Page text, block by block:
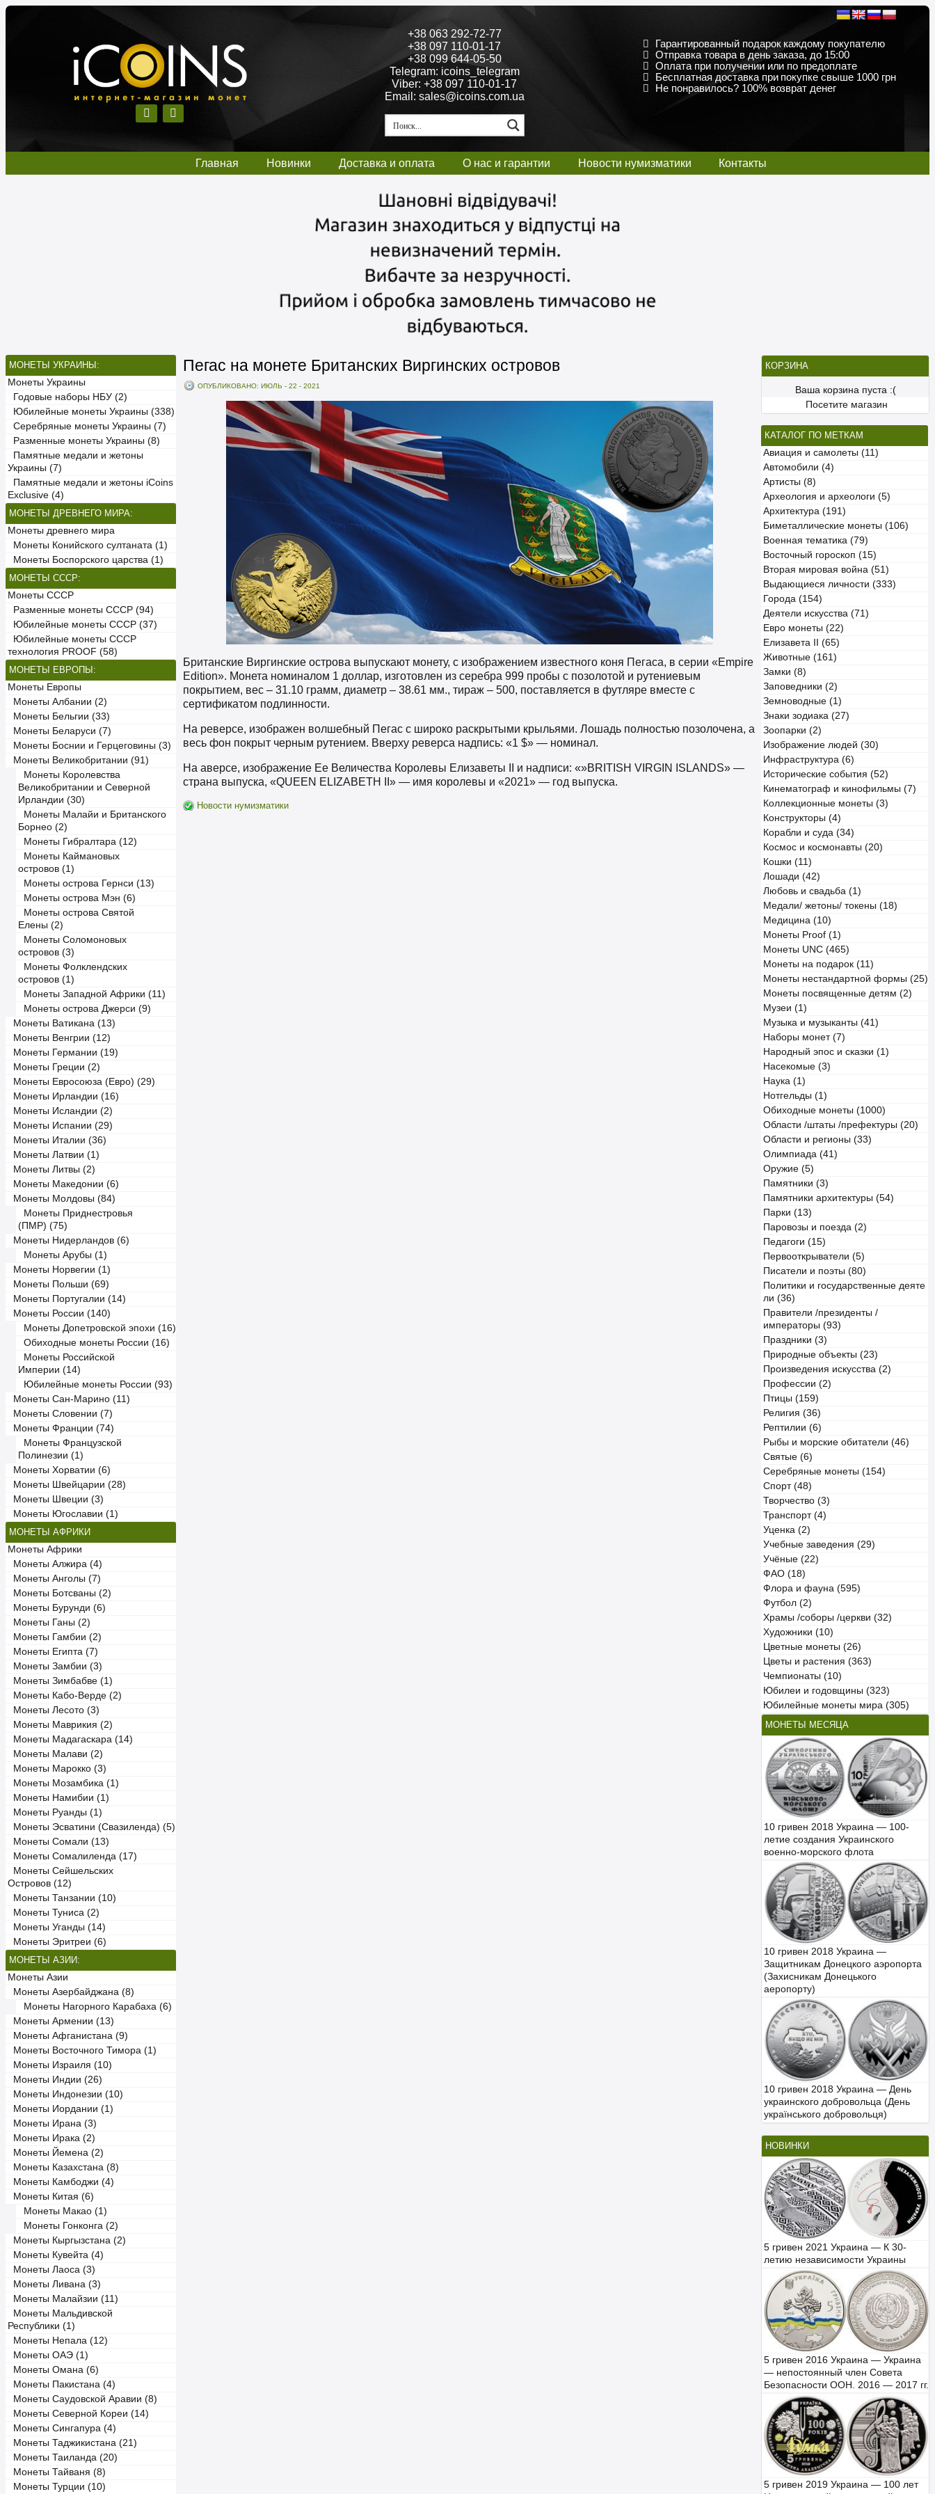
+38 063 292-72-77
+38 097 110-01-17
+38 099 644-05-50
Telegram: icoins_telegram
Viber: +38 097 110-01-17
Email: sales@icoins.com.ua
Гарантированный подарок каждому покупателю
Отправка товара в день заказа, до 15:00
Оплата при получении или по предоплате
Бесплатная доставка при покупке свыше 1000 грн
Не понравилось? 100% возврат денег
Главная Новинки Доставка и оплата О нас и гарантии Новости нумизматики Контакты
МОНЕТЫ УКРАИНЫ:
Монеты Украины
Годовые наборы НБУ (2)
Юбилейные монеты Украины (338)
Серебряные монеты Украины (7)
Разменные монеты Украины (8)
Памятные медали и жетоны
Украины (7)
Памятные медали и жетоны iCoins
Exclusive (4)
МОНЕТЫ ДРЕВНЕГО МИРА:
Монеты древнего мира
Монеты Конийского султаната (1)
Монеты Боспорского царства (1)
МОНЕТЫ СССР:
Монеты СССР
Разменные монеты СССР (94)
Юбилейные монеты СССР (37)
Юбилейные монеты СССР
технология PROOF (58)
МОНЕТЫ ЕВРОПЫ:
Монеты Европы
Монеты Албании (2)
Монеты Бельгии (33)
Монеты Беларуси (7)
Монеты Боснии и Герцеговины (3)
Монеты Великобритании (91)
Монеты Королевства
Великобритании и Северной
Ирландии (30)
Монеты Малайи и Британского
Борнео (2)
Монеты Гибралтара (12)
Монеты Каймановых
островов (1)
Монеты острова Гернси (13)
Монеты острова Мэн (6)
Монеты острова Святой
Елены (2)
Монеты Соломоновых
островов (3)
Монеты Фолклендских
островов (1)
Монеты Западной Африки (11)
Монеты острова Джерси (9)
Монеты Ватикана (13)
Монеты Венгрии (12)
Монеты Германии (19)
Монеты Греции (2)
Монеты Евросоюза (Евро) (29)
Монеты Ирландии (16)
Монеты Исландии (2)
Монеты Испании (29)
Монеты Италии (36)
Монеты Латвии (1)
Монеты Литвы (2)
Монеты Македонии (6)
Монеты Молдовы (84)
Монеты Приднестровья
(ПМР) (75)
Монеты Нидерландов (6)
Монеты Арубы (1)
Монеты Норвегии (1)
Монеты Польши (69)
Монеты Португалии (14)
Монеты России (140)
Монеты Допетровской эпохи (16)
Обиходные монеты России (16)
Монеты Российской
Империи (14)
Юбилейные монеты России (93)
Монеты Сан-Марино (11)
Монеты Словении (7)
Монеты Франции (74)
Монеты Французской
Полинезии (1)
Монеты Хорватии (6)
Монеты Швейцарии (28)
Монеты Швеции (3)
Монеты Югославии (1)
МОНЕТЫ АФРИКИ
Монеты Африки
Монеты Алжира (4)
Монеты Анголы (7)
Монеты Ботсваны (2)
Монеты Бурунди (6)
Монеты Ганы (2)
Монеты Гамбии (2)
Монеты Египта (7)
Монеты Замбии (3)
Монеты Зимбабве (1)
Монеты Кабо-Верде (2)
Монеты Лесото (3)
Монеты Маврикия (2)
Монеты Мадагаскара (14)
Монеты Малави (2)
Монеты Марокко (3)
Монеты Мозамбика (1)
Монеты Намибии (1)
Монеты Руанды (1)
Монеты Эсватини (Свазиленда) (5)
Монеты Сомали (13)
Монеты Сомалиленда (17)
Монеты Сейшельских
Островов (12)
Монеты Танзании (10)
Монеты Туниса (2)
Монеты Уганды (14)
Монеты Эритреи (6)
МОНЕТЫ АЗИИ:
Монеты Азии
Монеты Азербайджана (8)
Монеты Нагорного Карабаха (6)
Монеты Армении (13)
Монеты Афганистана (9)
Монеты Восточного Тимора (1)
Монеты Израиля (10)
Монеты Индии (26)
Монеты Индонезии (10)
Монеты Иордании (1)
Монеты Ирана (3)
Монеты Ирака (2)
Монеты Йемена (2)
Монеты Казахстана (8)
Монеты Камбоджи (4)
Монеты Китая (6)
Монеты Макао (1)
Монеты Гонконга (2)
Монеты Кыргызстана (2)
Монеты Кувейта (4)
Монеты Лаоса (3)
Монеты Ливана (3)
Монеты Малайзии (11)
Монеты Мальдивской
Республики (1)
Монеты Непала (12)
Монеты ОАЭ (1)
Монеты Омана (6)
Монеты Пакистана (4)
Монеты Саудовской Аравии (8)
Монеты Северной Кореи (14)
Монеты Сингапура (4)
Монеты Таджикистана (21)
Монеты Таиланда (20)
Монеты Тайваня (8)
Монеты Турции (10)
КОРЗИНА
Ваша корзина пуста :(
Посетите магазин
КАТАЛОГ ПО МЕТКАМ
Авиация и самолеты (11)
Автомобили (4)
Артисты (8)
Археология и археологи (5)
Архитектура (191)
Биметаллические монеты (106)
Военная тематика (79)
Восточный гороскоп (15)
Вторая мировая война (51)
Выдающиеся личности (333)
Города (154)
Деятели искусства (71)
Евро монеты (22)
Елизавета II (65)
Животные (161)
Замки (8)
Заповедники (2)
Земноводные (1)
Знаки зодиака (27)
Зоопарки (2)
Изображение людей (30)
Инфраструктура (6)
Исторические события (52)
Кинематограф и кинофильмы (7)
Коллекционные монеты (3)
Конструкторы (4)
Корабли и суда (34)
Космос и космонавты (20)
Кошки (11)
Лошади (42)
Любовь и свадьба (1)
Медали/ жетоны/ токены (18)
Медицина (10)
Монеты Proof (1)
Монеты UNC (465)
Монеты на подарок (11)
Монеты нестандартной формы (25)
Монеты посвященные детям (2)
Музеи (1)
Музыка и музыканты (41)
Наборы монет (7)
Народный эпос и сказки (1)
Насекомые (3)
Наука (1)
Нотгельды (1)
Обиходные монеты (1000)
Области /штаты /префектуры (20)
Области и регионы (33)
Олимпиада (41)
Оружие (5)
Памятники (3)
Памятники архитектуры (54)
Парки (13)
Паровозы и поезда (2)
Педагоги (15)
Первооткрыватели (5)
Писатели и поэты (80)
Политики и государственные деяте
ли (36)
Правители /президенты /
императоры (93)
Праздники (3)
Природные объекты (23)
Произведения искусства (2)
Профессии (2)
Птицы (159)
Религия (36)
Рептилии (6)
Рыбы и морские обитатели (46)
Святые (6)
Серебряные монеты (154)
Спорт (48)
Творчество (3)
Транспорт (4)
Уценка (2)
Учебные заведения (29)
Учёные (22)
ФАО (18)
Флора и фауна (595)
Футбол (2)
Храмы /соборы /церкви (32)
Художники (10)
Цветные монеты (26)
Цветы и растения (363)
Чемпионаты (10)
Юбилеи и годовщины (323)
Юбилейные монеты мира (305)
МОНЕТЫ МЕСЯЦА
10 гривен 2018 Украина — 100-
летие создания Украинского
военно-морского флота
10 гривен 2018 Украина —
Защитникам Донецкого аэропорта
(Захисникам Донецького
аеропорту)
10 гривен 2018 Украина — День
украинского добровольца (День
українського добровольця)
НОВИНКИ
5 гривен 2021 Украина — К 30-
летию независимости Украины
5 гривен 2016 Украина — Украина
— непостоянный член Совета
Безопасности ООН. 2016 — 2017 гг.
5 гривен 2019 Украина — 100 лет
Пегас на монете Британских Виргинских островов
ОПУБЛИКОВАНО: ИЮЛЬ - 22 - 2021
Британские Виргинские острова выпускают монету, с изображением известного коня Пегаса, в серии «Empire
Edition». Монета номиналом 1 доллар, изготовлен из серебра 999 пробы с позолотой и рутениевым
покрытием, вес – 31.10 грамм, диаметр – 38.61 мм., тираж – 500, поставляется в футляре вместе с
сертификатом подлинности.
На реверсе, изображен волшебный Пегас с широко раскрытыми крыльями. Лошадь полностью позолочена, а
весь фон покрыт черным рутением. Вверху реверса надпись: «1 $» — номинал.
На аверсе, изображение Ее Величества Королевы Елизаветы II и надписи: «»BRITISH VIRGIN ISLANDS» —
страна выпуска, «QUEEN ELIZABETH II» — имя королевы и «2021» — год выпуска.
Новости нумизматики